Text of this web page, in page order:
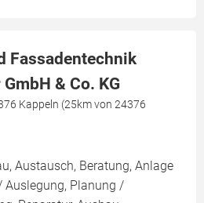
Fassadentechnik
& Co. KG
Kappeln (25km von 24376
Austausch, Beratung, Anlage
Auslegung, Planung /